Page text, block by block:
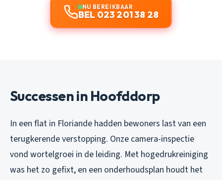
NU BEREIKBAAR
BEL 023 201 38 28
Successen in Hoofddorp
In een flat in Floriande hadden bewoners last van een
terugkerende verstopping. Onze camera-inspectie
vond wortelgroei in de leiding. Met hogedrukreiniging
was het zo gefixt, en een onderhoudsplan houdt het